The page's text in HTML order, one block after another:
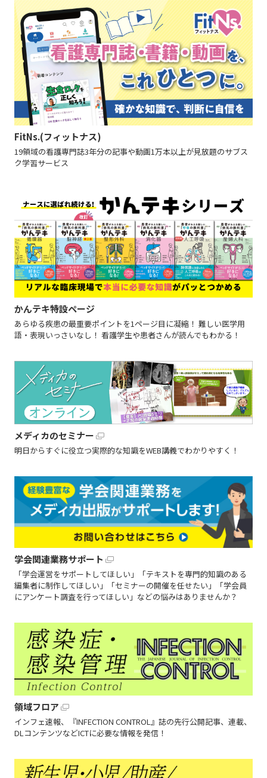
FitNs.(フィットナス)
19領域の看護専門誌3年分の記事や動画1万本以上が見放題のサブス
ク学習サービス
かんテキ特設ページ
あらゆる疾患の最重要ポイントを1ページ目に凝縮！ 難しい医学用
語・表現いっさいなし！ 看護学生や患者さんが読んでもわかる！
メディカのセミナー
明日からすぐに役立つ実際的な知識をWEB講義でわかりやすく！
学会関連業務サポート
「学会運営をサポートしてほしい」「テキストを専門的知識のある
編集者に制作してほしい」「セミナーの開催を任せたい」「学会員
にアンケート調査を行ってほしい」などの悩みはありませんか？
領域フロア
インフェ速報、『INFECTION CONTROL』誌の先行公開記事、連載、
DLコンテンツなどICTに必要な情報を発信！